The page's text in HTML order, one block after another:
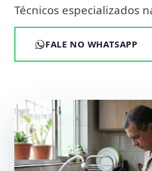
Técnicos especializados
FALE NO WHATSAPP